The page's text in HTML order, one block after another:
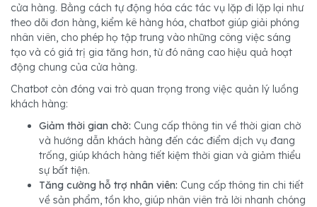
cửa hàng. Bằng cách tự động hóa các tác vụ lặp đi lặp lại như
theo dõi đơn hàng, kiểm kê hàng hóa, chatbot giúp giải phóng
nhân viên, cho phép họ tập trung vào những công việc sáng
tạo và có giá trị gia tăng hơn, từ đó nâng cao hiệu quả hoạt
động chung của cửa hàng.
Chatbot còn đóng vai trò quan trọng trong việc quản lý luồng
khách hàng:
Giảm thời gian chờ: Cung cấp thông tin về thời gian chờ
và hướng dẫn khách hàng đến các điểm dịch vụ đang
trống, giúp khách hàng tiết kiệm thời gian và giảm thiểu
sự bất tiện.
Tăng cường hỗ trợ nhân viên: Cung cấp thông tin chi tiết
về sản phẩm, tồn kho, giúp nhân viên trả lời nhanh chóng